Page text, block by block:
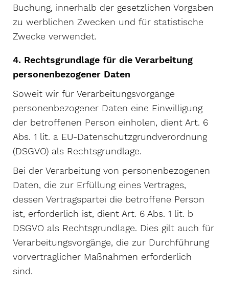
Buchung, innerhalb der gesetzlichen Vorgaben
zu werblichen Zwecken und für statistische
Zwecke verwendet.
4. Rechtsgrundlage für die Verarbeitung
personenbezogener Daten
Soweit wir für Verarbeitungsvorgänge
personenbezogener Daten eine Einwilligung
der betroffenen Person einholen, dient Art. 6
Abs. 1 lit. a EU-Datenschutzgrundverordnung
(DSGVO) als Rechtsgrundlage.
Bei der Verarbeitung von personenbezogenen
Daten, die zur Erfüllung eines Vertrages,
dessen Vertragspartei die betroffene Person
ist, erforderlich ist, dient Art. 6 Abs. 1 lit. b
DSGVO als Rechtsgrundlage. Dies gilt auch für
Verarbeitungsvorgänge, die zur Durchführung
vorvertraglicher Maßnahmen erforderlich
sind.